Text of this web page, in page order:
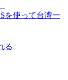
を使って台湾一
る